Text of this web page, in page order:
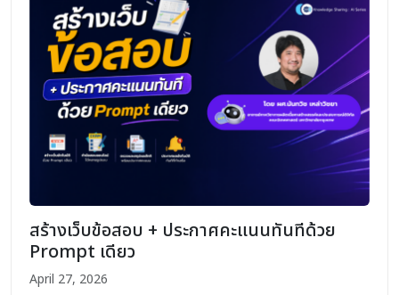
สร้างเว็บข้อสอบ + ประกาศคะแนนทันทีด้วย
Prompt เดียว
April 27, 2026